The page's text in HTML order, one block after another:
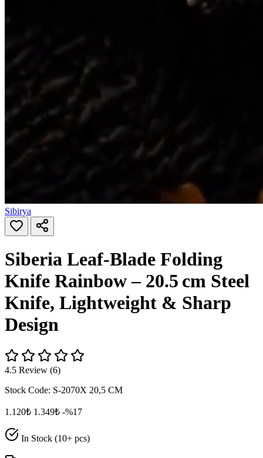
Sibirya
Siberia Leaf‑Blade Folding
Knife Rainbow – 20.5 cm Steel
Knife, Lightweight & Sharp
Design
4.5 Review (6)
Stock Code: S-2070X 20,5 CM
1.120₺ 1.349₺ -%17
In Stock (10+ pcs)